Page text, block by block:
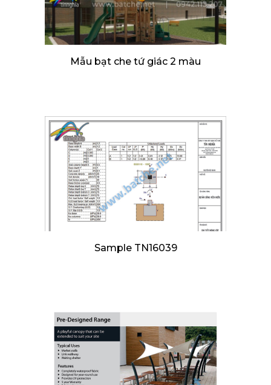
Mẫu bạt che tứ giác 2 màu
Sample TN16039